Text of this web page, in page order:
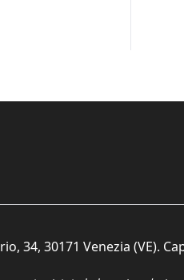
34, 30171 Venezia (VE).